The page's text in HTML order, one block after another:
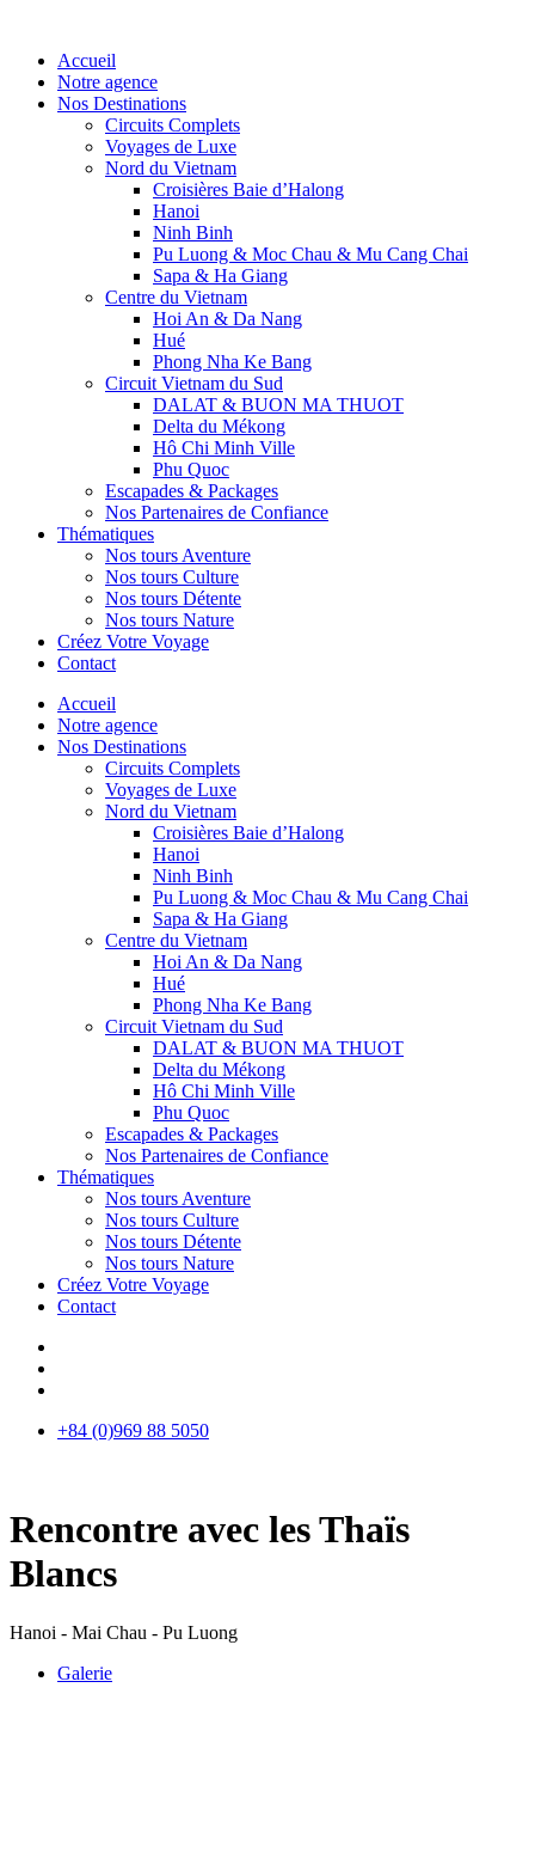
Accueil
Notre agence
Nos Destinations
Circuits Complets
Voyages de Luxe
Nord du Vietnam
Croisières Baie d’Halong
Hanoi
Ninh Binh
Pu Luong & Moc Chau & Mu Cang Chai
Sapa & Ha Giang
Centre du Vietnam
Hoi An & Da Nang
Hué
Phong Nha Ke Bang
Circuit Vietnam du Sud
DALAT & BUON MA THUOT
Delta du Mékong
Hô Chi Minh Ville
Phu Quoc
Escapades & Packages
Nos Partenaires de Confiance
Thématiques
Nos tours Aventure
Nos tours Culture
Nos tours Détente
Nos tours Nature
Créez Votre Voyage
Contact
Accueil
Notre agence
Nos Destinations
Circuits Complets
Voyages de Luxe
Nord du Vietnam
Croisières Baie d’Halong
Hanoi
Ninh Binh
Pu Luong & Moc Chau & Mu Cang Chai
Sapa & Ha Giang
Centre du Vietnam
Hoi An & Da Nang
Hué
Phong Nha Ke Bang
Circuit Vietnam du Sud
DALAT & BUON MA THUOT
Delta du Mékong
Hô Chi Minh Ville
Phu Quoc
Escapades & Packages
Nos Partenaires de Confiance
Thématiques
Nos tours Aventure
Nos tours Culture
Nos tours Détente
Nos tours Nature
Créez Votre Voyage
Contact
+84 (0)969 88 5050
Rencontre avec les Thaïs
Blancs
Hanoi - Mai Chau - Pu Luong
Galerie